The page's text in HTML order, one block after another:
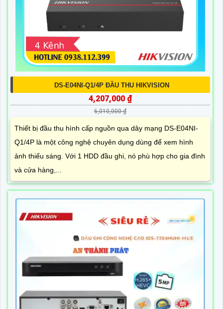
DS-E04NI-Q1/4P ĐẦU THU HIKVISION
4,207,000 ₫
6,010,000 ₫
Thiết bị đầu thu hình cấp nguồn qua dây mạng DS-E04NI-
Q1/4P là một công nghệ chuyên dụng dùng để xem hình
ảnh thiếu sáng. Với 1 HDD đầu ghi, nó phù hợp cho gia đình
và cửa hàng,...